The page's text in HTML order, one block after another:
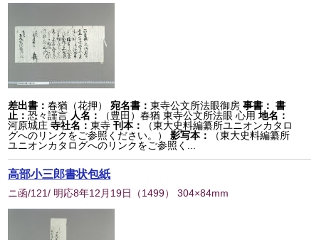
差出書：春猶（花押） 宛名書：東寺公文所法眼御房 事書： 書
止：恐々謹言 人名： （豊田）春猶 東寺公文所法眼 心用 地名：
河原城庄 寺社名：東寺 刊本：
（東大史料編纂所ユニオンカタロ
グへのリンクをご参照ください。）
影写本：
（東大史料編纂所
ユニオンカタログへのリンクをご参照く...
高部小三郎書状包紙
ニ函/121/ 明応8年12月19日 （1499） 304×84mm